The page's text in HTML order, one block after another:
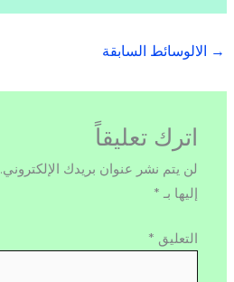
→ الالوسائط السابقة
اترك تعليقاً
لن يتم نشر عنوان بريدك الإلكتروني.
إليها بـ *
التعليق *